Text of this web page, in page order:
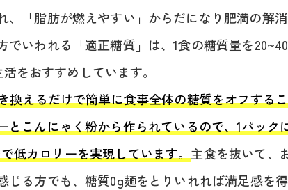
、「脂肪が燃えやすい」からだになり肥満の解
でいわれる「適正糖質」は、1食の糖質量を
をおすすめしています。
換えるだけで簡単に食事全体の糖質をオフする
とこんにゃく粉から作られているので、1パック
で低カロリーを実現しています。 主食を抜いて、
じる方でも、糖質0g麺をとりいれれば満足感を